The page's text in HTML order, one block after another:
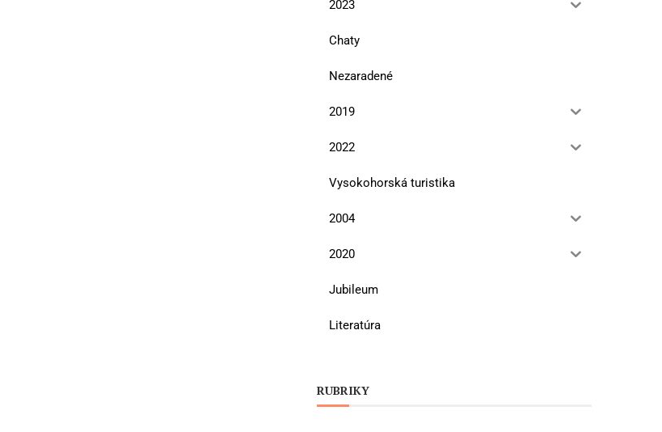
2023
Chaty
Nezaradené
2019
2022
Vysokohorská turistika
2004
2020
Jubileum
Literatúra
RUBRIKY